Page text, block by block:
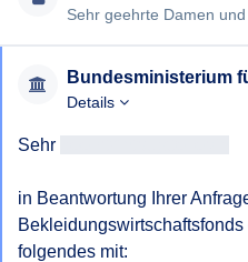
Bundesministerium
Details
Sehr
in Beantwortung Ihrer
Bekleidungswirtschaftsfonds
folgendes mit: